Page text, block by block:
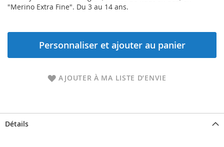
"Merino Extra Fine". Du 3 au 14 ans.
Personnaliser et ajouter au panier
AJOUTER À MA LISTE D’ENVIE
Détails